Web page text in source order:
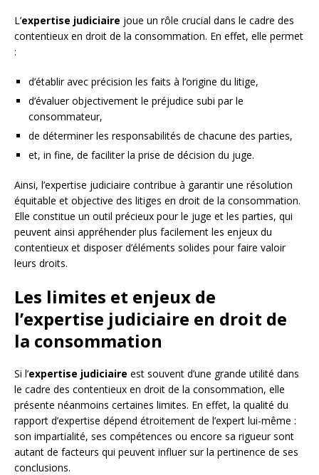
L’expertise judiciaire joue un rôle crucial dans le cadre des
contentieux en droit de la consommation. En effet, elle permet
:
d’établir avec précision les faits à l’origine du litige,
d’évaluer objectivement le préjudice subi par le
consommateur,
de déterminer les responsabilités de chacune des parties,
et, in fine, de faciliter la prise de décision du juge.
Ainsi, l’expertise judiciaire contribue à garantir une résolution
équitable et objective des litiges en droit de la consommation.
Elle constitue un outil précieux pour le juge et les parties, qui
peuvent ainsi appréhender plus facilement les enjeux du
contentieux et disposer d’éléments solides pour faire valoir
leurs droits.
Les limites et enjeux de
l’expertise judiciaire en droit de
la consommation
Si l’expertise judiciaire est souvent d’une grande utilité dans
le cadre des contentieux en droit de la consommation, elle
présente néanmoins certaines limites. En effet, la qualité du
rapport d’expertise dépend étroitement de l’expert lui-même :
son impartialité, ses compétences ou encore sa rigueur sont
autant de facteurs qui peuvent influer sur la pertinence de ses
conclusions.